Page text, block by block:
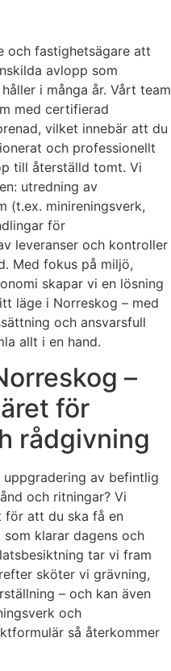
och fastighetsägare att
avlopp som
i många år. Vårt team
med certifierad
vilket innebär att du
och professionellt
till återställd tomt. Vi
utredning av
(t.ex. minireningsverk,
för
leveranser och kontroller
Med fokus på miljö,
skapar vi en lösning
läge i Norreskog – med
och ansvarsfull
allt i en hand.
–
för
rådgivning
av befintlig
och ritningar? Vi
att du ska få en
klarar dagens och
tar vi fram
sköter vi grävning,
– och kan även
och
så återkommer